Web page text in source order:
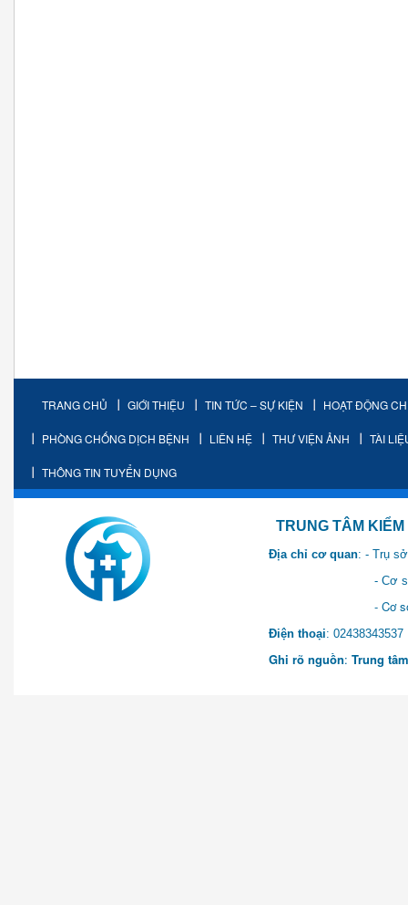
TRANG CHỦ GIỚI THIỆU TIN TỨC – SỰ KIỆN HOẠT ĐỘNG
PHÒNG CHỐNG DỊCH BỆNH LIÊN HỆ THƯ VIỆN ẢNH TÀI
THÔNG TIN TUYỂN DỤNG
TRUNG TÂM KIỂM SOÁT
Địa chỉ cơ quan: - Trụ
- Cơ sở 2: Khu Hành
- Cơ sở 3: Số 1 Ngõ 2
Điện thoại:
Ghi rõ nguồn: Trung